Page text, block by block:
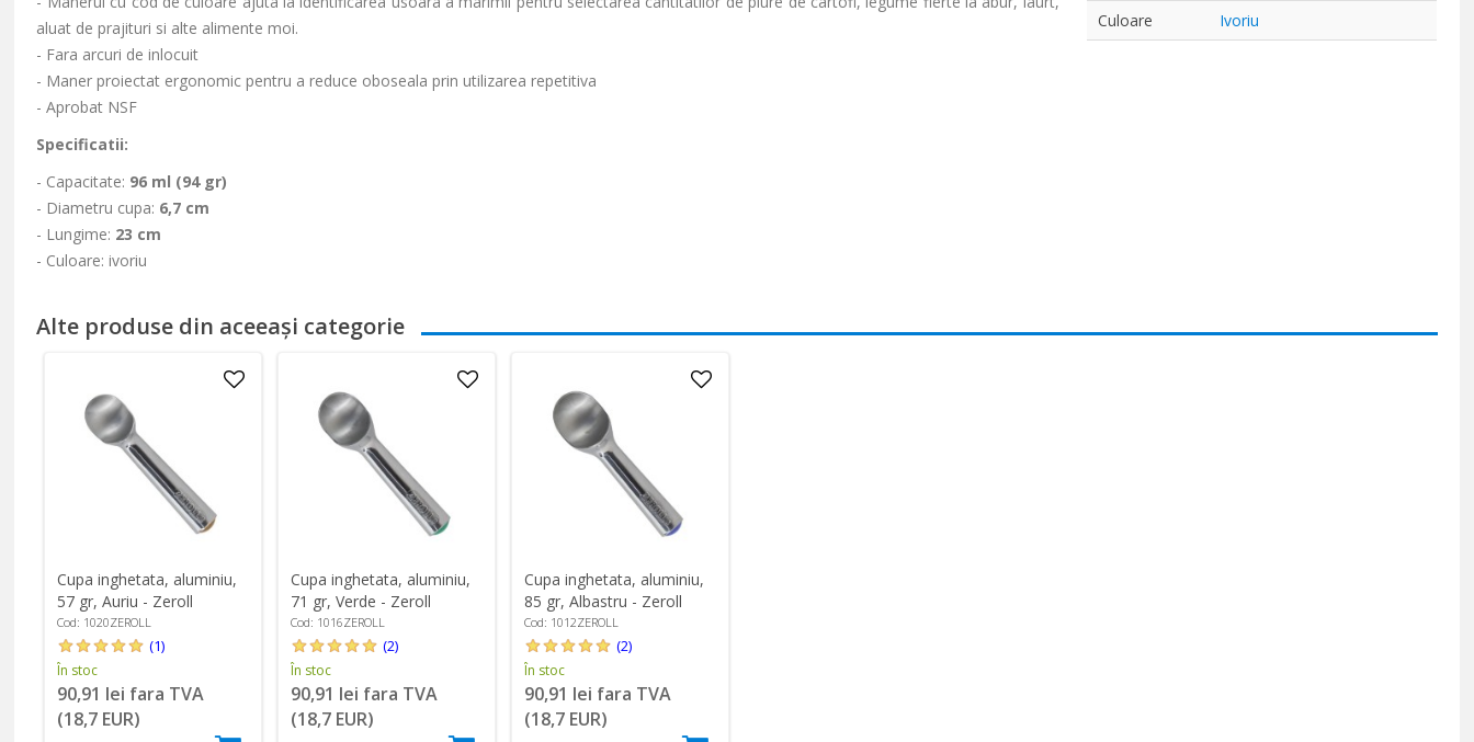
aluat de prajituri si alte alimente moi.
- Fara arcuri de inlocuit
- Maner proiectat ergonomic pentru a reduce oboseala prin utilizarea repetitiva
- Aprobat NSF
Specificatii:
- Capacitate: 96 ml (94 gr)
- Diametru cupa: 6,7 cm
- Lungime: 23 cm
- Culoare: ivoriu
Culoare Ivoriu
Alte produse din aceeași categorie
Cupa inghetata, aluminiu,
57 gr, Auriu - Zeroll
Cod: 1020ZEROLL
(1)
În stoc
90,91 lei fara TVA
(18,7 EUR)
Cupa inghetata, aluminiu,
71 gr, Verde - Zeroll
Cod: 1016ZEROLL
(2)
În stoc
90,91 lei fara TVA
(18,7 EUR)
Cupa inghetata, aluminiu,
85 gr, Albastru - Zeroll
Cod: 1012ZEROLL
(2)
În stoc
90,91 lei fara TVA
(18,7 EUR)